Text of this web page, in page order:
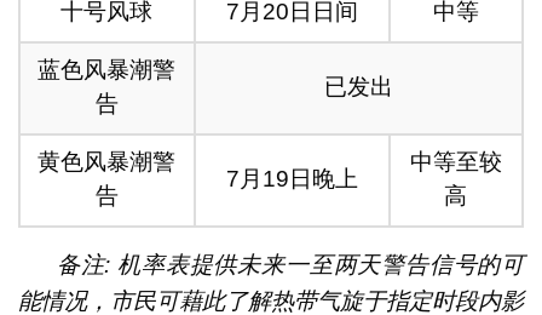
十号风球 7月20日日间 中等
蓝色风暴潮警
告
已发出
黄色风暴潮警
告
7月19日晚上
中等至较
高
备注: 机率表提供未来一至两天警告信号的可
能情况，市民可藉此了解热带气旋于指定时段内影